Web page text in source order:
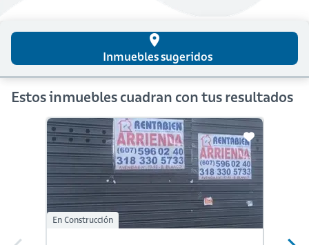
place
Inmuebles sugeridos
Estos inmuebles cuadran con tus resultados
En Construcción